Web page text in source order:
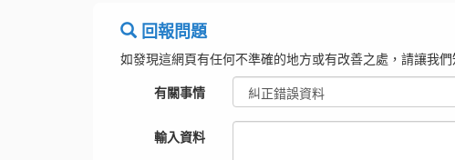
回報問題
如發現這網頁有任何不準確的地方或有改善之處，請讓我們
有關事情
輸入資料